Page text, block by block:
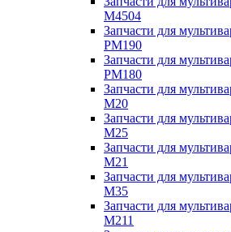
M4504
Запчасти для
PM190
Запчасти для
PM180
Запчасти для
M20
Запчасти для
M25
Запчасти для
M21
Запчасти для
M35
Запчасти для
M211